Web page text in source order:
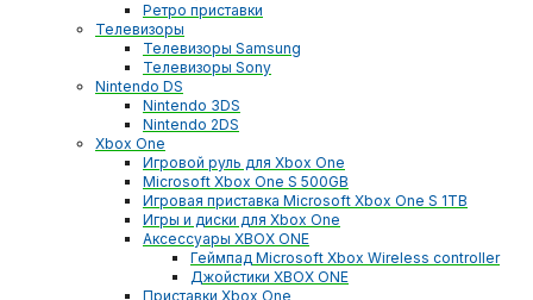
Ретро приставки
Телевизоры
Телевизоры Samsung
Телевизоры Sony
Nintendo DS
Nintendo 3DS
Nintendo 2DS
Xbox One
Игровой руль для Xbox One
Microsoft Xbox One S 500GB
Игровая приставка Microsoft Xbox One S 1TB
Игры и диски для Xbox One
Аксессуары XBOX ONE
Геймпад Microsoft Xbox Wireless controller
Джойстики XBOX ONE
Приставки Xbox One